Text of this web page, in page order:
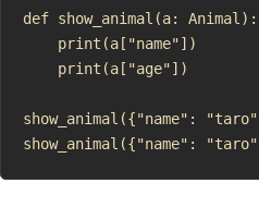
def show_animal(a: Animal):
    print(a["name"])
    print(a["age"])
show_animal({"name":